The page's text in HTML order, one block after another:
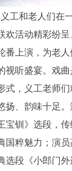
义工和老人们在
活动精彩纷呈
番上演，为老
视听盛宴。戏
式，义工老师们
扬、韵味十足
宝钏》选段，
国粹魅力；演
选段《小郎门